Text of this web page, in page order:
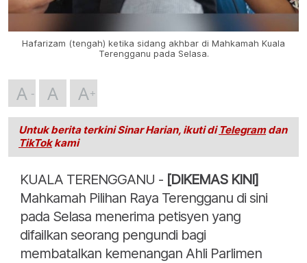
Hafarizam (tengah) ketika sidang akhbar di Mahkamah Kuala
Terengganu pada Selasa.
A A A
Untuk berita terkini Sinar Harian, ikuti di Telegramdan
TikTokkami
KUALA TERENGGANU - [DIKEMAS KINI]
Mahkamah Pilihan Raya Terengganu di sini
pada Selasa menerima petisyen yang
difailkan seorang pengundi bagi
membatalkan kemenangan Ahli Parlimen